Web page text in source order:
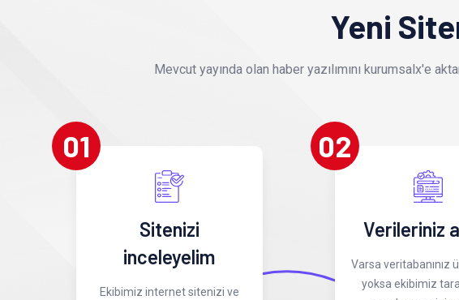
Yeni
Mevcut yayında olan haber yazılımını kurumsalx'e
01
Sitenizi
inceleyelim
Ekibimiz internet sitenizi ve
02
Verileriniz
Varsa veritabanınız
yoksa ekibimiz